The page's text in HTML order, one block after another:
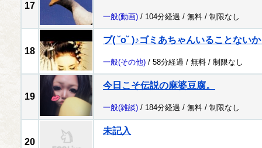
17
一般(動画) / 104分経過 / 無料 / 制限なし
18
ブ( ˘o˘ )♪ゴミあちゃんいることない
一般(その他) / 58分経過 / 無料 / 制限なし
19
今日こそ伝説の麻婆豆腐。
一般(雑談) / 184分経過 / 無料 / 制限なし
20
未記入